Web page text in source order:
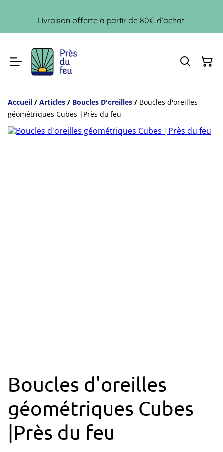
Livraison offerte à partir de 80€ d’achat.
Accueil / Articles / Boucles D'oreilles / Boucles d'oreilles
géométriques Cubes |Près du feu
Boucles d'oreilles
géométriques Cubes
|Près du feu